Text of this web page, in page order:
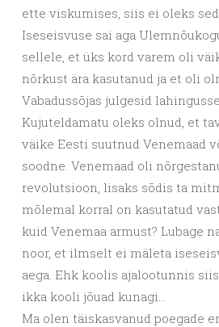
ette viskumises, siis ei oleks
Iseseisvuse sai aga
sellele, et üks kord varem oli
nõrkust ära kasutanud ja et oli
Vabadussõjas julgesid
Kujuteldamatu oleks olnud, et
väike Eesti suutnud Venemaad
soodne. Venemaad oli
revolutsioon, lisaks sõdis ta
mõlemal korral on kasutatud
kuid Venemaa armust? Lubage
noor, et ilmselt ei mäleta
aega. Ehk koolis ajalootunnis
ikka kooli jõuad kunagi…
Ma olen täiskasvanud poegade